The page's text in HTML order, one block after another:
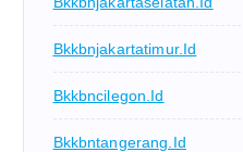
Bkkbnjakartatimur.id
Bkkbncilegon.id
Bkkbntangerang.id